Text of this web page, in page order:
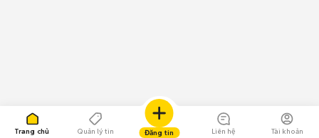
Trang chủ Quản lý tin Đăng tin Liên hệ Tài khoản